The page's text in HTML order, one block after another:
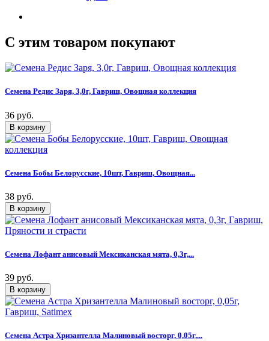
C этим товаром покупают
Семена Редис Заря, 3,0г, Гавриш, Овощная коллекция
36 руб.
Семена Бобы Белорусские, 10шт, Гавриш, Овощная...
38 руб.
Семена Лофант анисовый Мексиканская мята, 0,3г,...
39 руб.
Семена Астра Хризантелла Малиновый восторг, 0,05г,...